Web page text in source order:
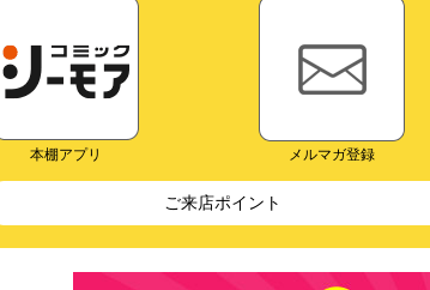
本棚アプリ メルマガ登録
ご来店ポイント